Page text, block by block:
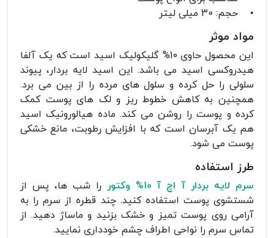
• حجم: 30 میلی لیتر
مواد موثر
این محصول حاوی 10% گلیکولیک اسید است که یک آلفا
هیدروکسی اسید می باشد. این اسید لایه بردار، پیوند
سلولی را حل کرده و سلول های مرده را از بین می برد.
همچنین به کاهش خطوط ریز و لک های پوست کمک
کرده و پوست را روشن می کند. ماده هیالورونیک اسید
هم یک آبرسان است که با افزایش رطوبت، مانع خشکی
پوست می شود.
طرز استفاده
سرم لایه بردار آ اچ آ 10% وکتور
را شب ها، پس از
شستشوی پوست استفاده کنید. چند قطره از سرم را به
آرامی روی پوست تمیز و خشک بزنید و ماساژ دهید. از
تماس سرم را نواحی اطراف چشم خودداری نمایید.